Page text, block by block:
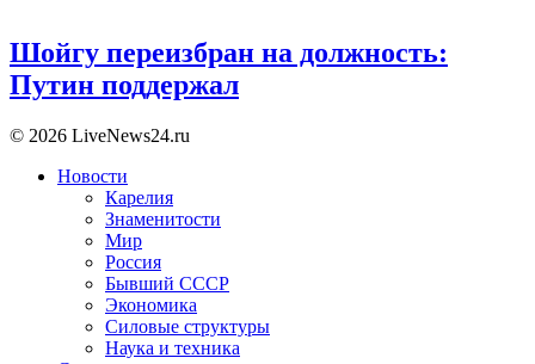
Шойгу переизбран на должность:
Путин поддержал
© 2026 LiveNews24.ru
Новости
Карелия
Знаменитости
Мир
Россия
Бывший СССР
Экономика
Силовые структуры
Наука и техника